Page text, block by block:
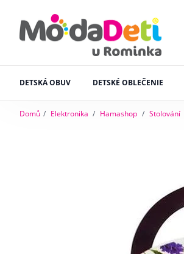
DETSKÁ OBUV DETSKÉ OBLEČENIE
Domů Elektronika Hamashop Stolování